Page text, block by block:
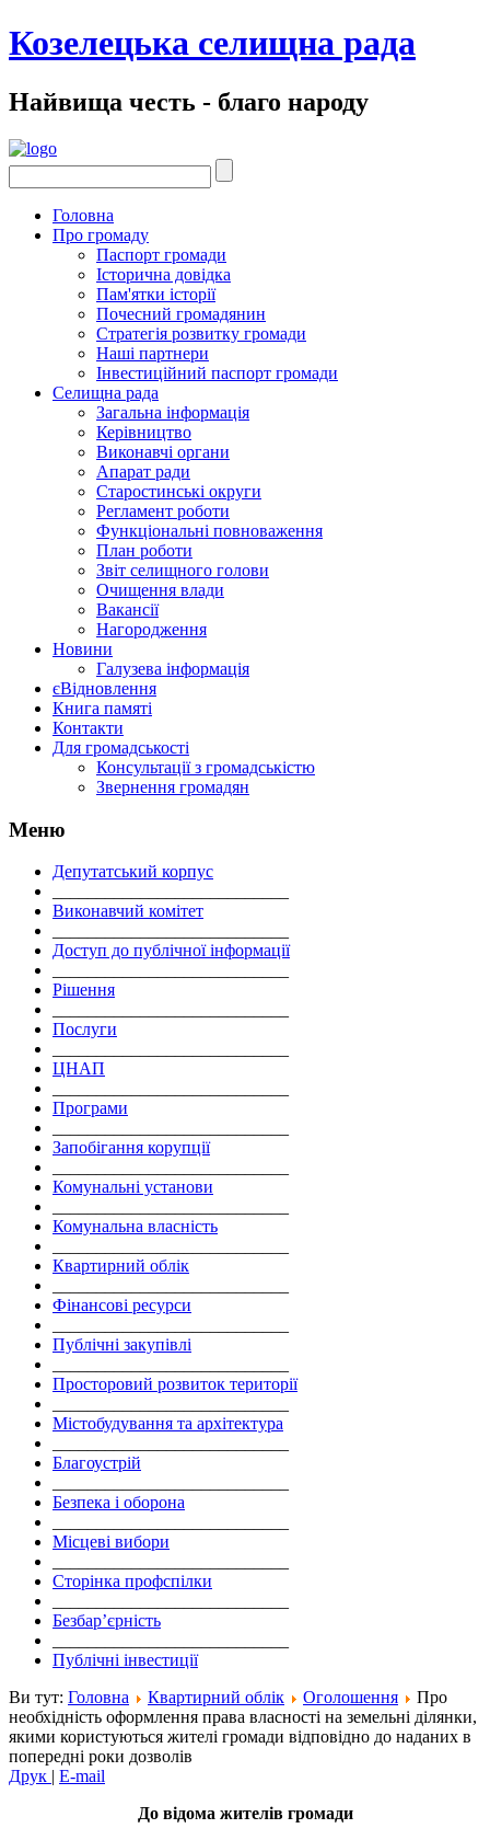
Козелецька селищна рада
Найвища честь - благо народу
Головна
Про громаду
Паспорт громади
Історична довідка
Пам'ятки історії
Почесний громадянин
Стратегія розвитку громади
Наші партнери
Інвестиційний паспорт громади
Селищна рада
Загальна інформація
Керівництво
Виконавчі органи
Апарат ради
Старостинські округи
Регламент роботи
Функціональні повноваження
План роботи
Звіт селищного голови
Очищення влади
Вакансії
Нагородження
Новини
Галузева інформація
єВідновлення
Книга памяті
Контакти
Для громадськості
Консультації з громадськістю
Звернення громадян
Меню
Депутатський корпус
Виконавчий комітет
Доступ до публічної інформації
Рішення
Послуги
ЦНАП
Програми
Запобігання корупції
Комунальні установи
Комунальна власність
Квартирний облік
Фінансові ресурси
Публічні закупівлі
Просторовий розвиток території
Містобудування та архітектура
Благоустрій
Безпека і оборона
Місцеві вибори
Сторінка профспілки
Безбар’єрність
Публічні інвестиції
Ви тут: Головна Квартирний облік Оголошення
Про
необхідність оформлення права власності на земельні ділянки,
якими користуються жителі громади відповідно до наданих в
попередні роки дозволів
Друк | E-mail
До відома жителів громади